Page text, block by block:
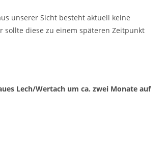
unserer Sicht besteht aktuell keine
sollte diese zu einem späteren Zeitpunkt
Lech/Wertach um ca. zwei Monate auf